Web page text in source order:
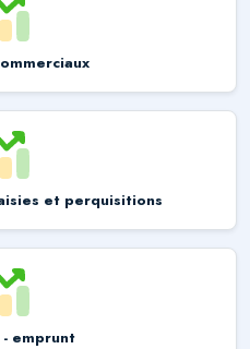
et perquisitions
emprunt